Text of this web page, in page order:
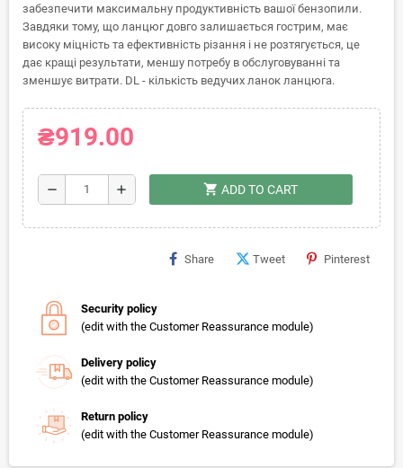
забезпечити максимальну продуктивність вашої бензопили.
Завдяки тому, що ланцюг довго залишається гострим, має
високу міцність та ефективність різання і не розтягується, це
дає кращі результати, меншу потребу в обслуговуванні та
зменшує витрати. DL - кількість ведучих ланок ланцюга.
₴919.00
remove add shopping_cart ADD TO CART
Share Tweet Pinterest
Security policy
(edit with the Customer Reassurance module)
Delivery policy
(edit with the Customer Reassurance module)
Return policy
(edit with the Customer Reassurance module)